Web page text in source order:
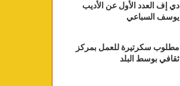
دي إف العدد الأول عن الأديب
يوسف السباعي
مطلوب سكرتيرة للعمل بمركز
ثقافي بوسط البلد